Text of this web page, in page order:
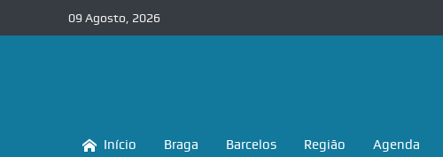
09 Agosto, 2026
Início Braga Barcelos Região Agenda